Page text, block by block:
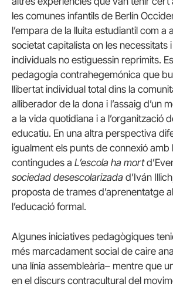
les comunes infantils de Berlín
l’empara de la lluita estudiantil com a
societat capitalista on les necessitats
individuals no estiguessin reprimits.
pedagogia contrahegemónica que
llibertat individual total dins la
alliberador de la dona i l’assaig d’un
a la vida quotidiana i a l’organització
educatiu. En una altra perspectiva
igualment els punts de connexió amb
contingudes a L’escola ha mort
sociedad desescolarizada d’Iván
proposta de trames d’aprenentatge
l’educació formal.
Algunes iniciatives pedagògiques
més marcadament social de caire
una línia assembleària– mentre que
en el discurs contracultural del